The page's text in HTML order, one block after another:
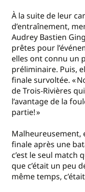
À la suite de leur
d’entraînement,
Audrey Bastien
prêtes pour
elles ont connu un
préliminaire. Puis,
finale survoltée. «
de Trois-Rivières
l’avantage de la
partie! »
Malheureusement,
finale après une
c’est le seul match
que c’était un peu
même temps,